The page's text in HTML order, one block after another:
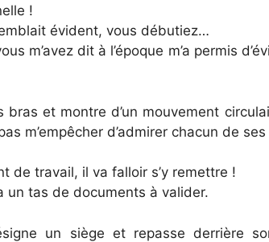
!
évident, vous débutiez…
m’avez dit à l’époque m’a permis
bras et montre d’un mouvement
m’empêcher d’admirer chacun de
de travail, il va falloir s’y remettre !
un tas de documents à valider.
un siège et repasse derrière